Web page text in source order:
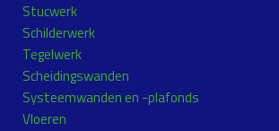
Stucwerk
Schilderwerk
Tegelwerk
Scheidingswanden
Systeemwanden en -plafonds
Vloeren